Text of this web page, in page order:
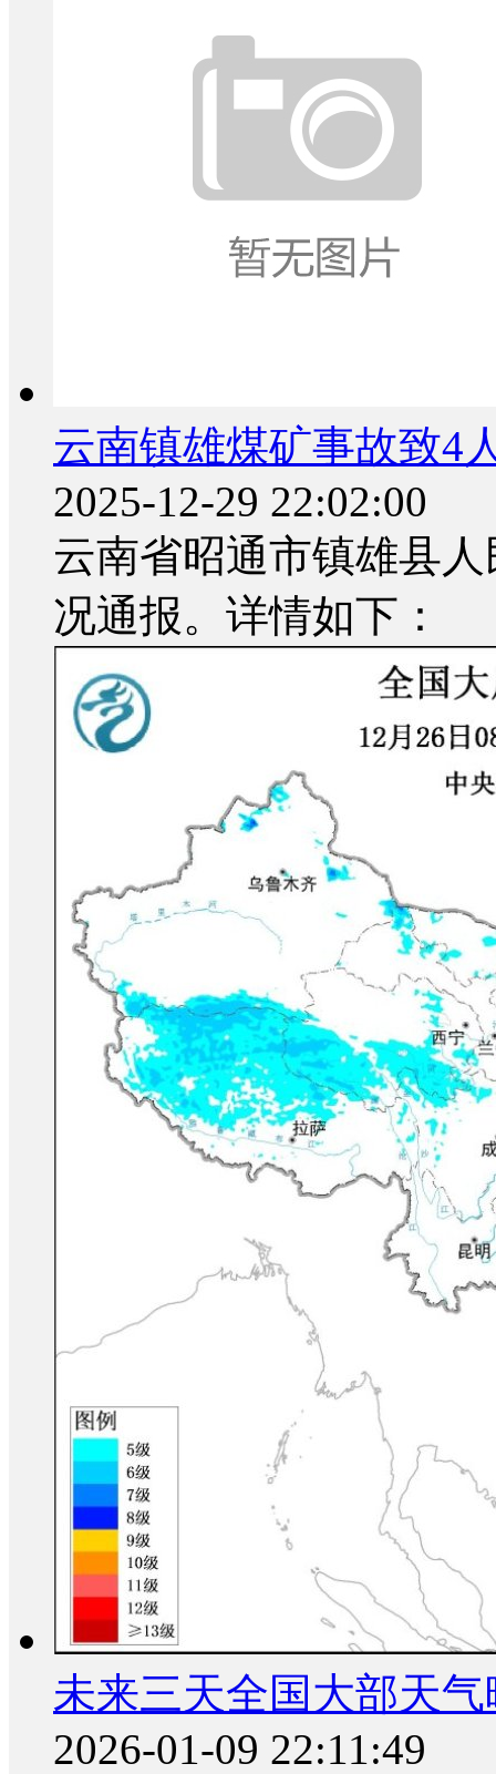
云南镇雄煤矿事故致4
2025-12-29 22:02:00
云南省昭通市镇雄县
况通报。详情如下：
未来三天全国大部天
2026-01-09 22:11:49